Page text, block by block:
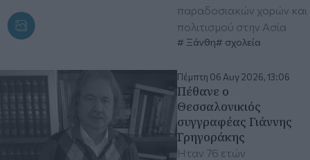
παραδοσιακών χορών και
πολιτισμού στην Ασία
Ξάνθη σχολεία
Πέμπτη 06 Αυγ 2026, 13:06
Πέθανε ο
Θεσσαλονικιός
συγγραφέας Γιάννης
Γρηγοράκης
Ήταν 76 ετών